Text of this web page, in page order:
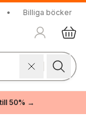
• Billiga böcker
50% →